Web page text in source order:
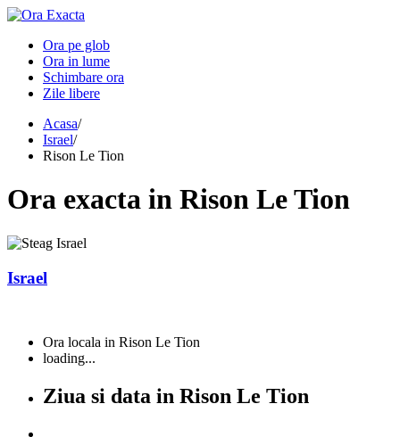
Ora pe glob
Ora in lume
Schimbare ora
Zile libere
Acasa/
Israel/
Rison Le Tion
Ora exacta in Rison Le Tion
Israel
Ora locala in Rison Le Tion
loading...
Ziua si data in Rison Le Tion